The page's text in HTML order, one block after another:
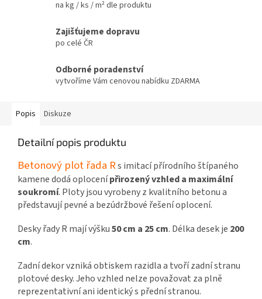
na kg / ks / m² dle produktu
Zajišťujeme dopravu
po celé ČR
Odborné poradenství
vytvoříme Vám cenovou nabídku ZDARMA
Popis Diskuze
Detailní popis produktu
Betonový plot řada Rs imitací přírodního štípaného
kamene dodá oplocenípřirozený vzhled a maximální
soukromí. Ploty jsou vyrobeny z kvalitního betonu a
představují pevné a bezúdržbové řešení oplocení.
Desky řady R mají výšku50 cm a 25 cm. Délka desek je 200
cm.
Zadní dekor vzniká obtiskem razidla a tvoří zadní stranu
plotové desky. Jeho vzhled nelze považovat za plně
reprezentativní ani identický s přední stranou.